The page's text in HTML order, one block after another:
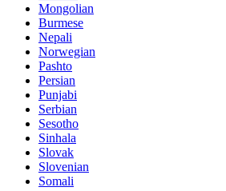
Mongolian
Burmese
Nepali
Norwegian
Pashto
Persian
Punjabi
Serbian
Sesotho
Sinhala
Slovak
Slovenian
Somali